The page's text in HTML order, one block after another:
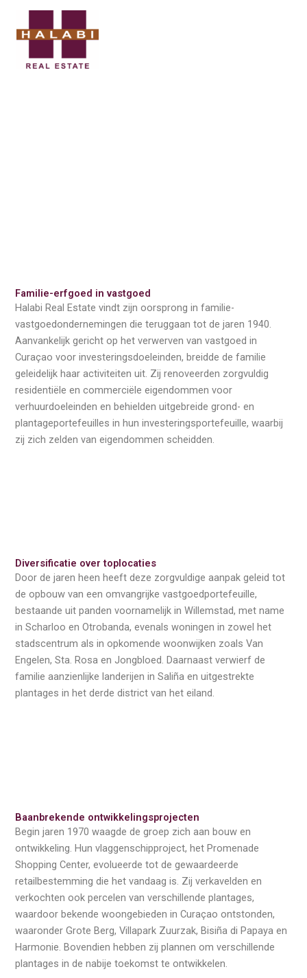
inhoud
Familie-erfgoed in vastgoed
Halabi Real Estate vindt zijn oorsprong in familie-
vastgoedondernemingen die teruggaan tot de jaren 1940.
Aanvankelijk gericht op het verwerven van vastgoed in
Curaçao voor investeringsdoeleinden, breidde de familie
geleidelijk haar activiteiten uit. Zij renoveerden zorgvuldig
residentiële en commerciële eigendommen voor
verhuurdoeleinden en behielden uitgebreide grond- en
plantageportefeuilles in hun investeringsportefeuille, waarbij
zij zich zelden van eigendommen scheidden.
Diversificatie over toplocaties
Door de jaren heen heeft deze zorgvuldige aanpak geleid tot
de opbouw van een omvangrijke vastgoedportefeuille,
bestaande uit panden voornamelijk in Willemstad, met name
in Scharloo en Otrobanda, evenals woningen in zowel het
stadscentrum als in opkomende woonwijken zoals Van
Engelen, Sta. Rosa en Jongbloed. Daarnaast verwierf de
familie aanzienlijke landerijen in Saliña en uitgestrekte
plantages in het derde district van het eiland.
Baanbrekende ontwikkelingsprojecten
Begin jaren 1970 waagde de groep zich aan bouw en
ontwikkeling. Hun vlaggenschipproject, het Promenade
Shopping Center, evolueerde tot de gewaardeerde
retailbestemming die het vandaag is. Zij verkavelden en
verkochten ook percelen van verschillende plantages,
waardoor bekende woongebieden in Curaçao ontstonden,
waaronder Grote Berg, Villapark Zuurzak, Bisiña di Papaya en
Harmonie. Bovendien hebben zij plannen om verschillende
plantages in de nabije toekomst te ontwikkelen.